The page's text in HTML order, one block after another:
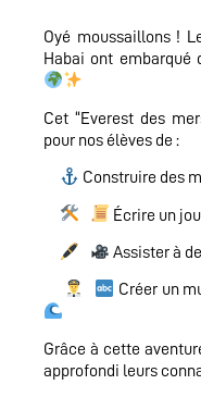
Oyé moussaillons !
Habai ont embarqué
Cet “Everest des
pour nos élèves de :
Construire des
Écrire un
Assister à
Créer un
Grâce à cette
approfondi leurs